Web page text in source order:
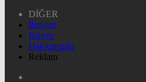
DİĞER
İletişim
Künye
Hakkımızda
Reklam